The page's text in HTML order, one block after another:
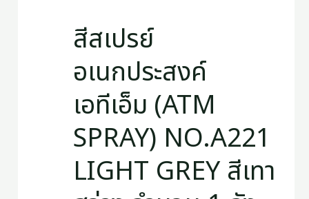
สีสเปรย์
อเนกประสงค์
เอทีเอ็ม (ATM
SPRAY) NO.A221
LIGHT GREY สีเทา